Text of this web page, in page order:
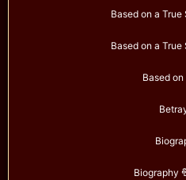
Based on a True
Based on a True
Based
Biography